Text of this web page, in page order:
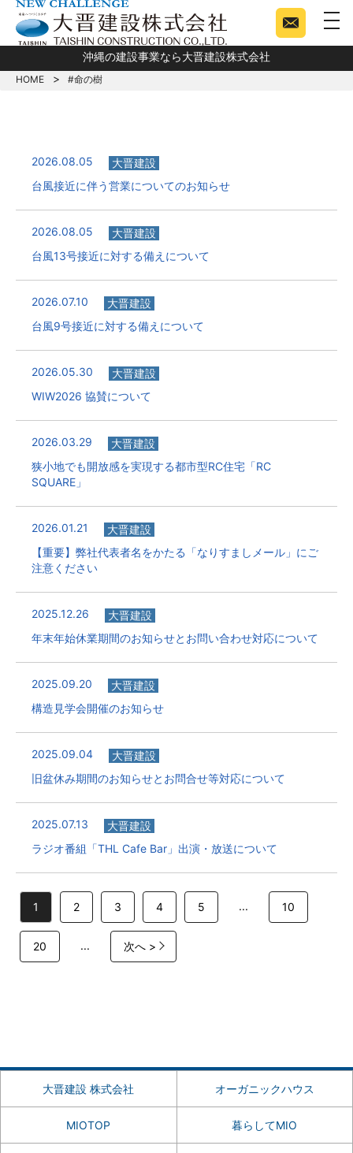
沖縄の建設事業なら大晋建設株式会社
HOME #命の樹
2026.08.05
大晋建設
台風接近に伴う営業についてのお知らせ
2026.08.05
大晋建設
台風13号接近に対する備えについて
2026.07.10
大晋建設
台風9号接近に対する備えについて
2026.05.30
大晋建設
WIW2026 協賛について
2026.03.29
大晋建設
狭小地でも開放感を実現する都市型RC住宅「RC
SQUARE」
2026.01.21
大晋建設
【重要】弊社代表者名をかたる「なりすましメール」にご
注意ください
2025.12.26
大晋建設
年末年始休業期間のお知らせとお問い合わせ対応について
2025.09.20
大晋建設
構造見学会開催のお知らせ
2025.09.04
大晋建設
旧盆休み期間のお知らせとお問合せ等対応について
2025.07.13
大晋建設
ラジオ番組「THL Cafe Bar」出演・放送について
1 2 3 4 5 ... 10
20 ... 次へ >
大晋建設 株式会社 オーガニックハウス
MIOTOP 暮らしてMIO